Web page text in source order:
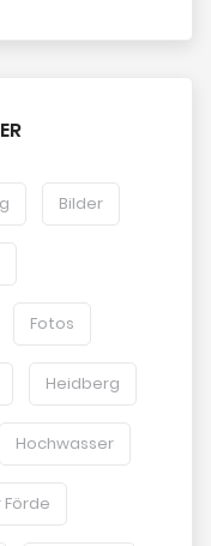
Bilder
Fotos
Heidberg
Hochwasser
Förde